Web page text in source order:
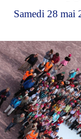
Samedi 28 mai